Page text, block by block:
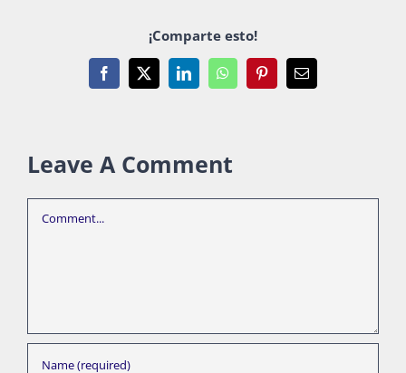
¡Comparte esto!
Facebook
X LinkedInWhatsAppPinterestEmail
Leave A Comment
Comment